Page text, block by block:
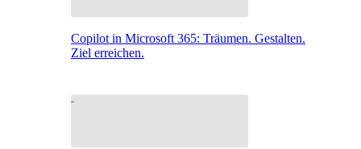
Copilot in Microsoft 365: Träumen. Gestalten.
Ziel erreichen.